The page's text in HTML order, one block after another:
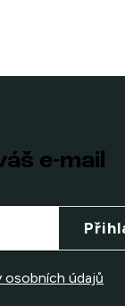
e-mail
osobních údajů